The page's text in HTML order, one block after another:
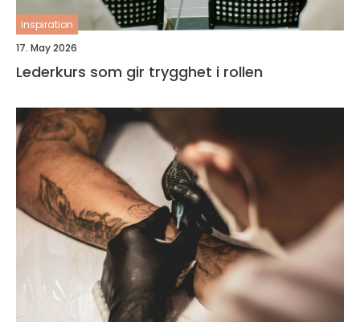
inspiration
17. May 2026
Lederkurs som gir trygghet i rollen